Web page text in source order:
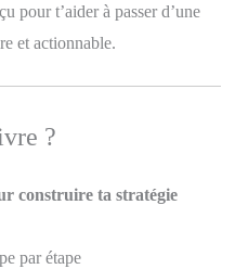
pour t’aider à passer d’une
et actionnable.
?
construire ta stratégie
par étape